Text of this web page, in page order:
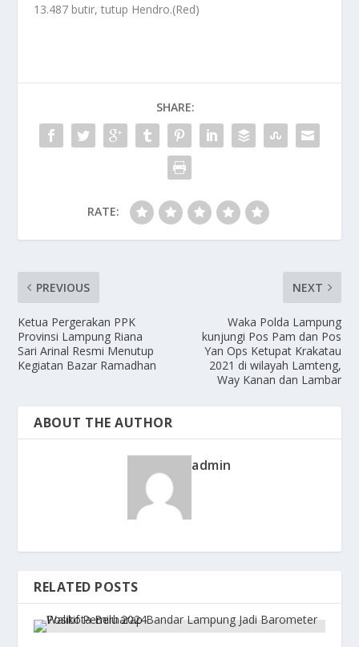
13.487 butir, tutup Hendro.(Red)
SHARE:
RATE:
PREVIOUS
Ketua Pergerakan PPK
Provinsi Lampung Riana
Sari Arinal Resmi Menutup
Kegiatan Bazar Ramadhan
NEXT
Waka Polda Lampung
kunjungi Pos Pam dan Pos
Yan Ops Ketupat Krakatau
2021 di wilayah Lamteng,
Way Kanan dan Lambar
ABOUT THE AUTHOR
admin
RELATED POSTS